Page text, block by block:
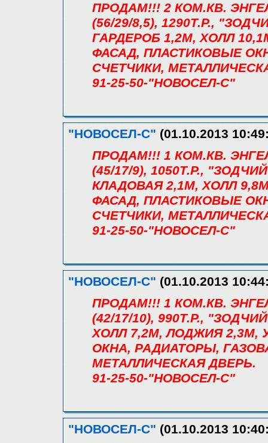
ПРОДАМ!!! 2 КОМ.КВ.
(56/29/8,5), 1290Т.Р.,
ГАРДЕРОБ 1,2М, ХОЛЛ
ФАСАД, ПЛАСТИКОВЫЕ
СЧЕТЧИКИ,
91-25-50-"НОВОСЕЛ-С"
"НОВОСЕЛ-С" (01.10.2013
ПРОДАМ!!! 1 КОМ.КВ.
(45/17/9), 1050Т.Р.,
КЛАДОВАЯ 2,1М, ХОЛЛ
ФАСАД, ПЛАСТИКОВЫЕ
СЧЕТЧИКИ,
91-25-50-"НОВОСЕЛ-С"
"НОВОСЕЛ-С" (01.10.2013
ПРОДАМ!!! 1 КОМ.КВ.
(42/17/10), 990Т.Р.,
ХОЛЛ 7,2М, ЛОДЖИЯ
ОКНА, РАДИАТОРЫ,
МЕТАЛЛИЧЕСКАЯ ДВЕРЬ.
91-25-50-"НОВОСЕЛ-С"
"НОВОСЕЛ-С" (01.10.2013